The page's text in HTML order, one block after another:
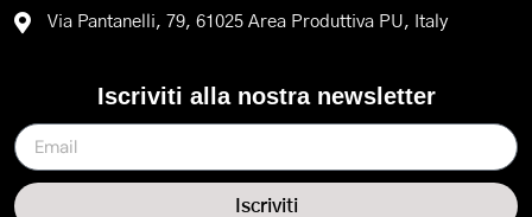
Via Pantanelli, 79, 61025 Area Produttiva PU, Italy
Iscriviti alla nostra newsletter
Iscriviti